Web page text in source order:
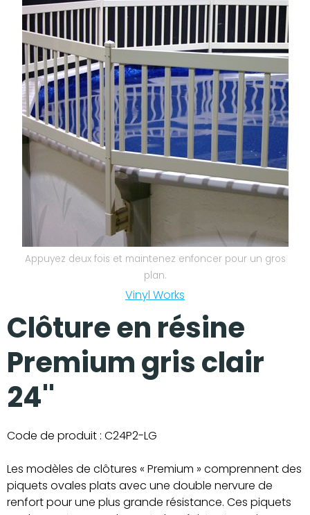
Nos réalisations
Appuyez deux fois et maintenez enfoncer pour un gros
plan.
Vinyl Works
Clôture en résine
Premium gris clair
24''
Code de produit : C24P2-LG
Les modèles de clôtures « Premium » comprennent des
piquets ovales plats avec une double nervure de
renfort pour une plus grande résistance. Ces piquets